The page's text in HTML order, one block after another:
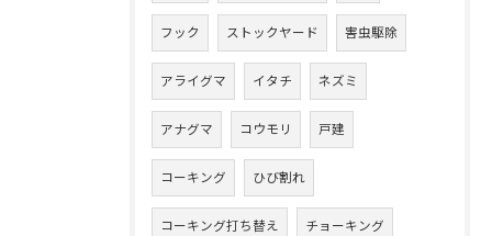
フック ストックヤード 害虫駆除
アライグマ イタチ ネズミ
アナグマ コウモリ 戸建
コーキング ひび割れ
コーキング打ち替え チョーキング